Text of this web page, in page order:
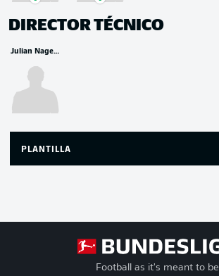
DIRECTOR TÉCNICO
Julian Nagelsmann
PLANTILLA
Football as it's meant to be